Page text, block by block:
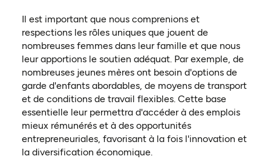
Il est important que nous comprenions et
respections les rôles uniques que jouent de
nombreuses femmes dans leur famille et que nous
leur apportions le soutien adéquat. Par exemple, de
nombreuses jeunes mères ont besoin d'options de
garde d'enfants abordables, de moyens de transport
et de conditions de travail flexibles. Cette base
essentielle leur permettra d'accéder à des emplois
mieux rémunérés et à des opportunités
entrepreneuriales, favorisant à la fois l'innovation et
la diversification économique.